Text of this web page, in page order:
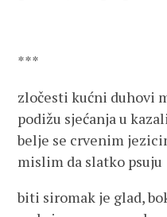
***
zločesti kućni duhovi
podižu sjećanja u
belje se crvenim
mislim da slatko psuju
biti siromak je glad,